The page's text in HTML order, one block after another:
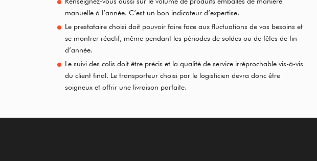
manuelle à l’année. C’est un bon indicateur d’expertise.
Le prestataire choisi doit pouvoir faire face aux fluctuations de vos besoins et
se montrer réactif, même pendant les périodes de soldes ou de fêtes de fin
d’année.
Le suivi des colis doit être précis et la qualité de service irréprochable vis-à-vis
du client final. Le transporteur choisi par le logisticien devra donc être
soigneux et offrir une livraison parfaite.